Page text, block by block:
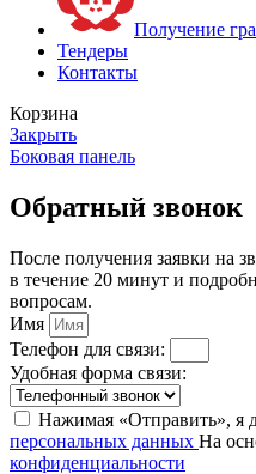
Получение
Тендеры
Контакты
Корзина
Закрыть
Боковая панель
Обратный звонок
После получения заявки на
в течение 20 минут и
вопросам.
Имя
Телефон для связи:
Удобная форма связи:
Нажимая «Отправить», я
персональных данных На
конфиденциальности